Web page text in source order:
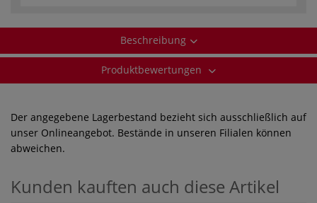
Beschreibung
Produktbewertungen
Der angegebene Lagerbestand bezieht sich ausschließlich auf
unser Onlineangebot. Bestände in unseren Filialen können
abweichen.
Kunden kauften auch diese Artikel